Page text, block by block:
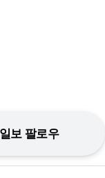
보 팔로우